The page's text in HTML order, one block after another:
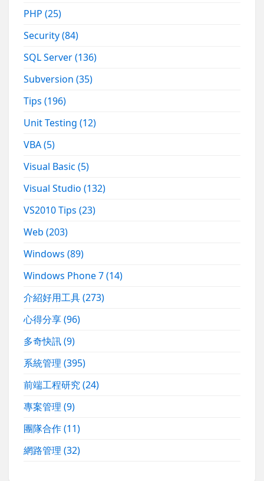
PHP(25)
Security(84)
SQL Server(136)
Subversion(35)
Tips(196)
Unit Testing(12)
VBA(5)
Visual Basic(5)
Visual Studio(132)
VS2010 Tips(23)
Web(203)
Windows(89)
Windows Phone 7(14)
介紹好用工具(273)
心得分享(96)
多奇快訊(9)
系統管理(395)
前端工程研究(24)
專案管理(9)
團隊合作(11)
網路管理(32)